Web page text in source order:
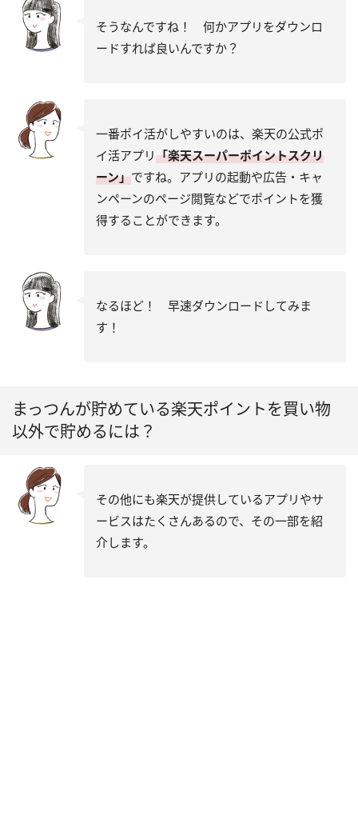
そうなんですね！ 何かアプリをダウンロ
ードすれば良いんですか？
一番ポイ活がしやすいのは、楽天の公式ポ
イ活アプリ「楽天スーパーポイントスクリ
ーン」ですね。アプリの起動や広告・キャ
ンペーンのページ閲覧などでポイントを獲
得することができます。
なるほど！ 早速ダウンロードしてみま
す！
まっつんが貯めている楽天ポイントを買い物
以外で貯めるには？
その他にも楽天が提供しているアプリやサ
ービスはたくさんあるので、その一部を紹
介します。